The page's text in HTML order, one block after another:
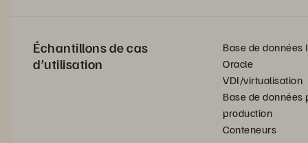
Échantillons de cas
d’utilisation
Base de données
Oracle
VDI/virtualisation
Base de données
production
Conteneurs